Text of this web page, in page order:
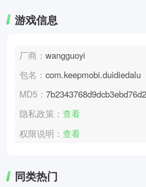
游戏信息
厂商：wangguoyi
包名：com.keepmobi.duidiedalu
MD5：
隐私政策：查看
权限说明：查看
同类热门